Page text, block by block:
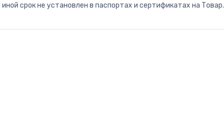
срок не установлен в паспортах и сертификатах на Товар.